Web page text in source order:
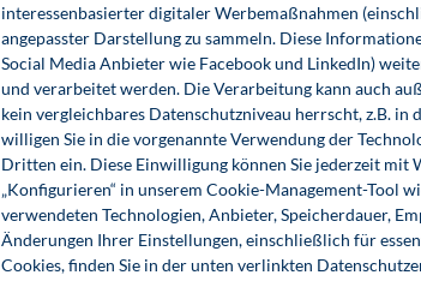
interessenbasierter digitaler Werbemaßnahmen
angepasster Darstellung zu sammeln. Diese
Social Media Anbieter wie Facebook und LinkedIn)
und verarbeitet werden. Die Verarbeitung kann auch
kein vergleichbares Datenschutzniveau herrscht, z.B. in
willigen Sie in die vorgenannte Verwendung der
Dritten ein. Diese Einwilligung können Sie jederzeit
„Konfigurieren“ in unserem Cookie-Management-Tool
verwendeten Technologien, Anbieter, Speicherdauer,
Änderungen Ihrer Einstellungen, einschließlich für
Cookies, finden Sie in der unten verlinkten